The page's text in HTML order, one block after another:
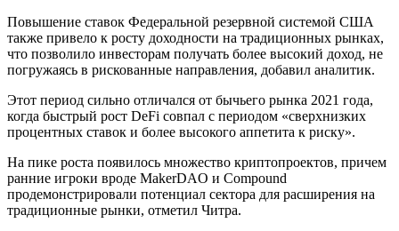
Повышение ставок Федеральной резервной системой США
также привело к росту доходности на традиционных рынках,
что позволило инвесторам получать более высокий доход, не
погружаясь в рискованные направления, добавил аналитик.
Этот период сильно отличался от бычьего рынка 2021 года,
когда быстрый рост DeFi совпал с периодом «сверхнизких
процентных ставок и более высокого аппетита к риску».
На пике роста появилось множество криптопроектов, причем
ранние игроки вроде MakerDAO и Compound
продемонстрировали потенциал сектора для расширения на
традиционные рынки, отметил Читра.